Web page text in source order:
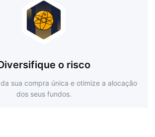
o risco
sua compra única e otimize a alocação
dos seus fundos.